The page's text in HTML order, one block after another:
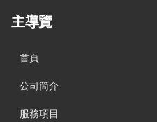
主導覽
首頁
公司簡介
服務項目